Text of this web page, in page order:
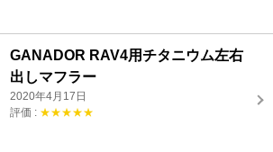
GANADOR RAV4用チタニウム左右
出しマフラー
2020年4月17日
評価 : ★★★★★